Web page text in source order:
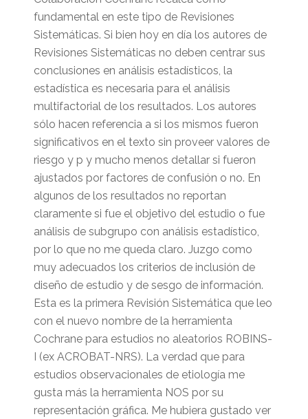
fundamental en este tipo de Revisiones
Sistemáticas. Si bien hoy en día los autores de
Revisiones Sistemáticas no deben centrar sus
conclusiones en análisis estadísticos, la
estadística es necesaria para el análisis
multifactorial de los resultados. Los autores
sólo hacen referencia a si los mismos fueron
significativos en el texto sin proveer valores de
riesgo y p y mucho menos detallar si fueron
ajustados por factores de confusión o no. En
algunos de los resultados no reportan
claramente si fue el objetivo del estudio o fue
análisis de subgrupo con análisis estadístico,
por lo que no me queda claro. Juzgo como
muy adecuados los criterios de inclusión de
diseño de estudio y de sesgo de información.
Esta es la primera Revisión Sistemática que leo
con el nuevo nombre de la herramienta
Cochrane para estudios no aleatorios ROBINS-
I (ex ACROBAT-NRS). La verdad que para
estudios observacionales de etiología me
gusta más la herramienta NOS por su
representación gráfica. Me hubiera gustado ver